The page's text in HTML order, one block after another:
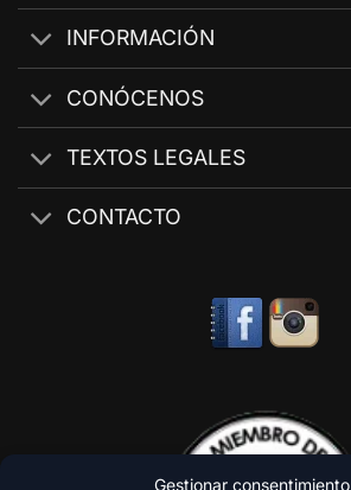
Gestionar consentimiento
INFORMACIÓN
CONÓCENOS
TEXTOS LEGALES
CONTACTO